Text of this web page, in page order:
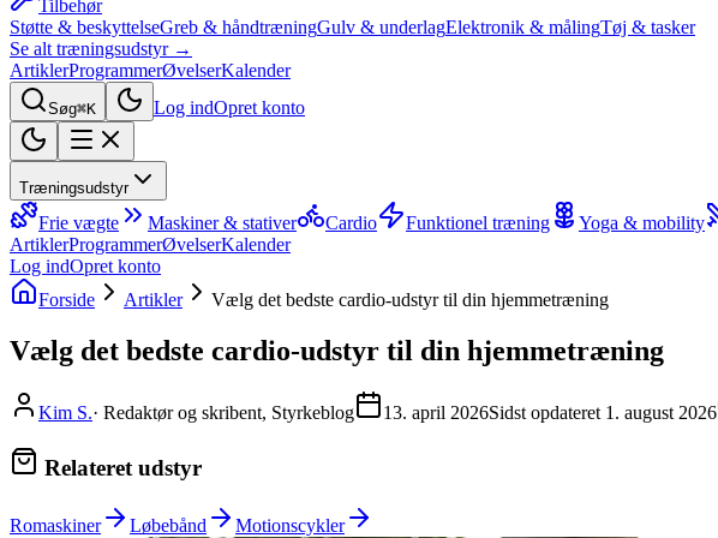
Tilbehør
Støtte & beskyttelseGreb & håndtræningGulv & underlagElektronik & målingTøj & tasker
Se alt træningsudstyr →
ArtiklerProgrammerØvelserKalender
Søg⌘K Log indOpret konto
Træningsudstyr
Frie vægte Maskiner & stativer Cardio Funktionel træning Yoga & mobility
ArtiklerProgrammerØvelserKalender
Log indOpret konto
Forside
Artikler Vælg det bedste cardio-udstyr til din hjemmetræning
Vælg det bedste cardio-udstyr til din hjemmetræning
Kim S.· Redaktør og skribent, Styrkeblog 13. april 2026Sidst opdateret 1. august 2026
Relateret udstyr
Romaskiner Løbebånd Motionscykler